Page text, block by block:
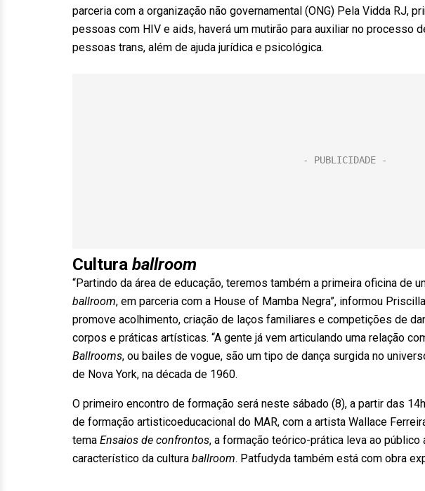
parceria com a organização não governamental (ONG) Pela Vidda RJ,
pessoas com HIV e aids, haverá um mutirão para auxiliar no processo
pessoas trans, além de ajuda jurídica e psicológica.
Cultura ballroom
“Partindo da área de educação, teremos também a primeira oficina de
ballroom, em parceria com a House of Mamba Negra”, informou
promove acolhimento, criação de laços familiares e competições de
corpos e práticas artísticas. “A gente já vem articulando uma relação
Ballrooms, ou bailes de vogue, são um tipo de dança surgida no
de Nova York, na década de 1960.
O primeiro encontro de formação será neste sábado (8), a partir das
de formação artisticoeducacional do MAR, com a artista Wallace
tema Ensaios de confrontos, a formação teórico-prática leva ao
característico da cultura ballroom. Patfudyda também está com obra